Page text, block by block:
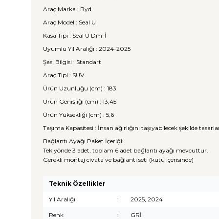
Araç Marka : Byd
Araç Model : Seal U
Kasa Tipi : Seal U Dm-İ
Uyumlu Yıl Aralığı : 2024-2025
Şasi Bilgisi : Standart
Araç Tipi : SUV
Ürün Uzunluğu (cm) : 183
Ürün Genişliği (cm) : 13,45
Ürün Yüksekliği (cm) : 5,6
Taşıma Kapasitesi : İnsan ağırlığını taşıyabilecek şekilde
Bağlantı Ayağı Paket İçeriği:
Tek yönde 3 adet, toplam 6 adet bağlantı ayağı mevcuttur.
Gerekli montaj civata ve bağlantı seti (kutu içerisinde)
Teknik Özellikler
Yıl Aralığı : 2025, 2024
Renk : GRİ